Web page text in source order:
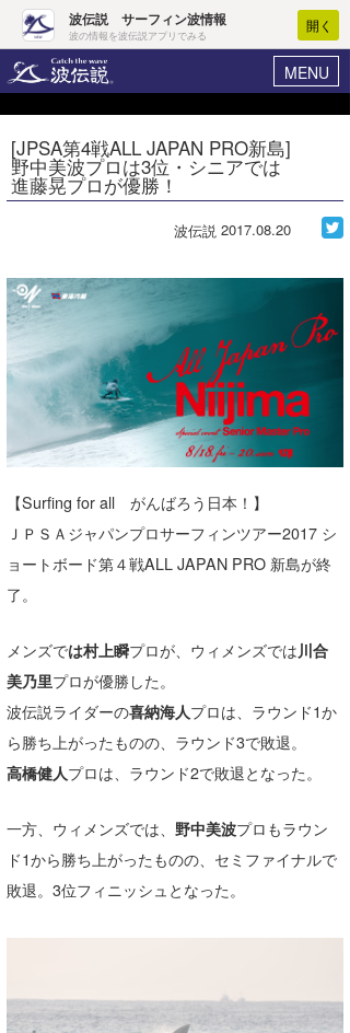
波伝説 サーフィン波情報
波の情報を波伝説アプリでみる
開く
MENU
ヘルプ マイホーム
ログイン
WAVE HUNTER 波予想ツール
ニュース
サーフィンエリアガイド
会員メニュー
今月のプレゼント
[JPSA第4戦ALL JAPAN PRO新島]
野中美波プロは3位・シニアでは
進藤晃プロが優勝！
波伝説 2017.08.20
【Surfing for all がんばろう日本！】
ＪＰＳＡジャパンプロサーフィンツアー2017 シ
ョートボード第４戦ALL JAPAN PRO 新島が終
了。
メンズでは村上瞬プロが、ウィメンズでは川合
美乃里プロが優勝した。
波伝説ライダーの喜納海人プロは、ラウンド1か
ら勝ち上がったものの、ラウンド3で敗退。
高橋健人プロは、ラウンド2で敗退となった。
一方、ウィメンズでは、 野中美波プロもラウン
ド1から勝ち上がったものの、セミファイナルで
敗退。3位フィニッシュとなった。
Core Surf Japan
コンテスト
ファッション/グッズ
アート＆エンタメ
コラム
トラベル
ショップ情報
ショップ情報
湘南
千葉南
大阪
四国
沖縄
ウラナミ
お知らせ
その他
VOTE!
サーファーズ
Core Surf Japan